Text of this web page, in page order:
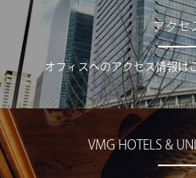
アクセ
オフィスへのアクセス情報は
VMG HOTELS &